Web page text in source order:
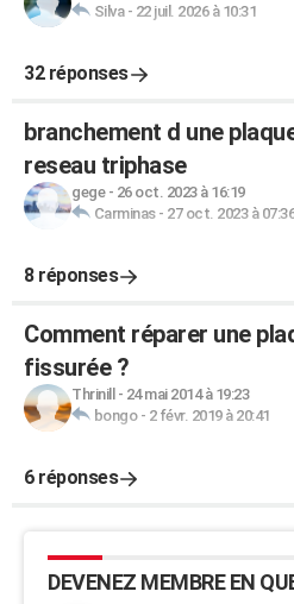
Silva- 22 juil. 2026 à 10:31
32 réponses
branchement d une
reseau triphase
gege- 26 oct. 2023 à 16:19
Carminas- 27 oct. 2023 à 07:36
8 réponses
Comment réparer une
fissurée ?
Thrinill - 24 mai 2014 à 19:23
bongo- 2 févr. 2019 à 20:41
6 réponses
DEVENEZ MEMBRE EN